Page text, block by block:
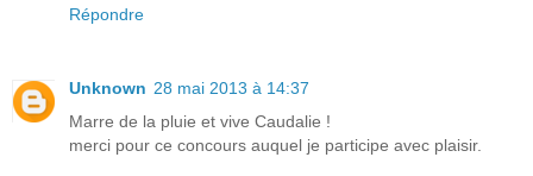
Répondre
Unknown 28 mai 2013 à 14:37
Marre de la pluie et vive Caudalie !
merci pour ce concours auquel je participe avec plaisir.